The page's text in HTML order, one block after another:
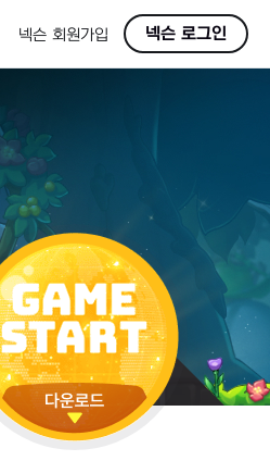
OFF넥슨 회원가입 넥슨 로그인
램 신고